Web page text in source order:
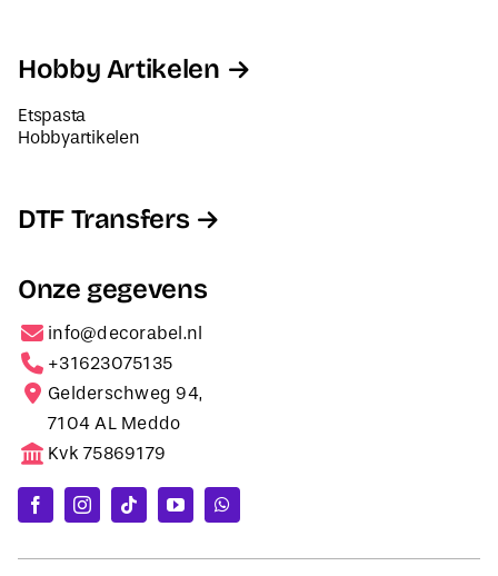
Hobby Artikelen
Etspasta
Hobbyartikelen
DTF Transfers
Onze gegevens
info@decorabel.nl
+31623075135
Gelderschweg 94,
7104 AL Meddo
Kvk 75869179